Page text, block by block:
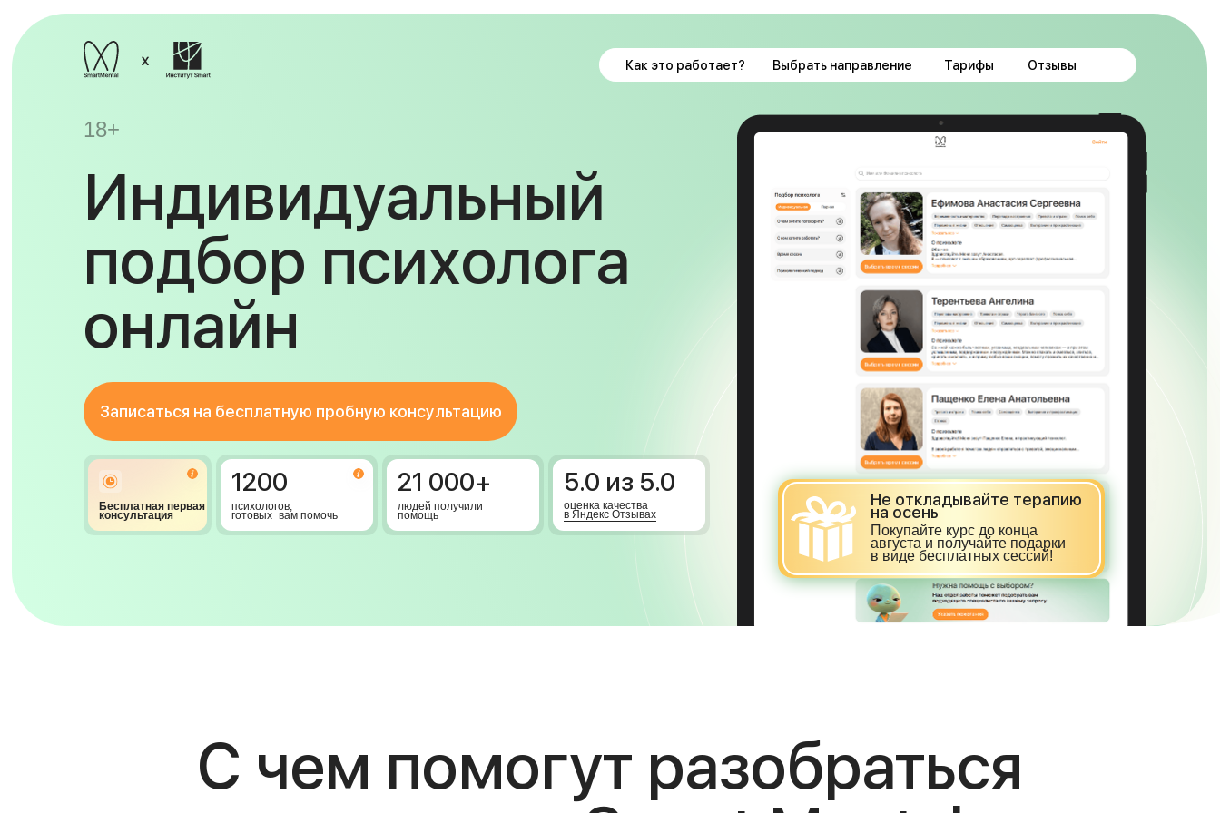
Индивидуальный
подбор психолога
онлайн
Как это работает? Выбрать направление Тарифы Отзывы
Бесплатная первая
консультация
5.0 из 5.0
оценка качества
в Яндекс Отзывах
1200
психологов,
готовых вам помочь
21 000+
людей получили
помощь
Записаться на бесплатную пробную консультацию
18+
Не откладывайте терапию
на осень
Покупайте курс до конца
августа и получайте подарки
в виде бесплатных сессий!
С чем помогут разобраться